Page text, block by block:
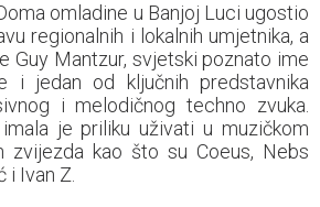
omladine u Banjoj Luci ugostio
regionalnih i lokalnih umjetnika, a
Guy Mantzur, svjetski poznato ime
i jedan od ključnih predstavnika
i melodičnog techno zvuka.
imala je priliku uživati u muzičkom
zvijezda kao što su Coeus, Nebs
i Ivan Z.